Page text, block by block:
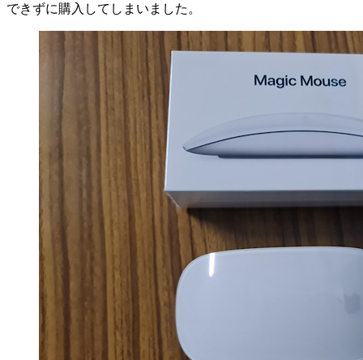
できずに購入してしまいました。